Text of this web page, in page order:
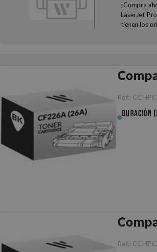
¡Compra
LaserJet
tienen los
Ref.:
Duración
Ref.: